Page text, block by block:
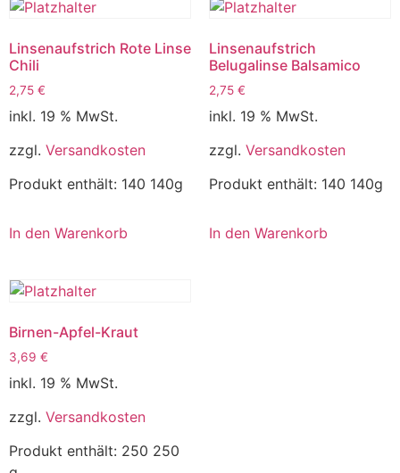
Linsenaufstrich Rote Linse
Chili
2,75 €
inkl. 19 % MwSt.
zzgl. Versandkosten
Produkt enthält: 140 140g
In den Warenkorb
Linsenaufstrich
Belugalinse Balsamico
2,75 €
inkl. 19 % MwSt.
zzgl. Versandkosten
Produkt enthält: 140 140g
In den Warenkorb
Birnen-Apfel-Kraut
3,69 €
inkl. 19 % MwSt.
zzgl. Versandkosten
Produkt enthält: 250 250